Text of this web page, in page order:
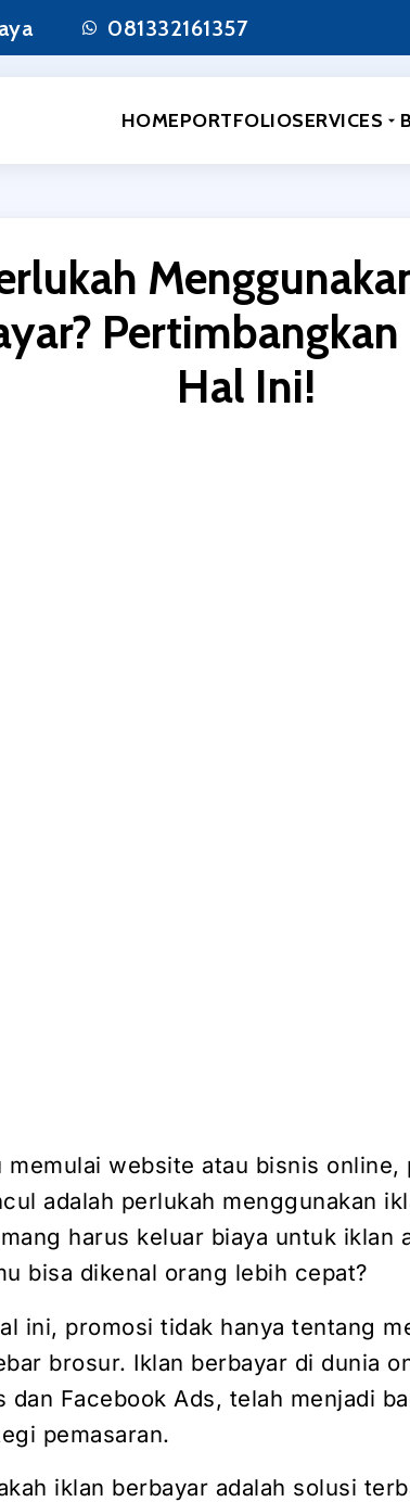
081332161357
HOMEPORTFOLIOSERVICES
Hal Ini!
memulai website atau bisnis online,
adalah perlukah menggunakan
harus keluar biaya untuk iklan
bisa dikenal orang lebih cepat?
ini, promosi tidak hanya tentang
brosur. Iklan berbayar di dunia
dan Facebook Ads, telah menjadi
pemasaran.
iklan berbayar adalah solusi